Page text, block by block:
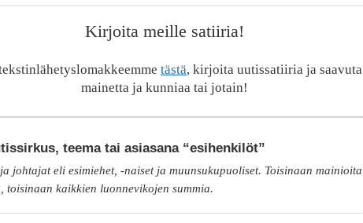
Kirjoita meille satiiria!
tästä, kirjoita uutissatiiria ja saavuta
mainetta ja kunniaa tai jotain!
teema tai asiasana “esihenkilöt”
johtajat eli esimiehet, -naiset ja muunsukupuoliset. Toisinaan mainioita
toisinaan kaikkien luonnevikojen summia.